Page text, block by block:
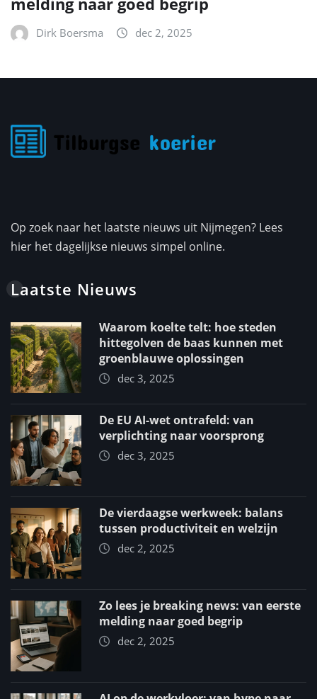
Dirk Boersma dec 2, 2025
Op zoek naar het laatste nieuws uit Nijmegen? Lees
hier het dagelijkse nieuws simpel online.
Laatste Nieuws
Waarom koelte telt: hoe steden
hittegolven de baas kunnen met
groenblauwe oplossingen
dec 3, 2025
De EU AI-wet ontrafeld: van
verplichting naar voorsprong
dec 3, 2025
De vierdaagse werkweek: balans
tussen productiviteit en welzijn
dec 2, 2025
Zo lees je breaking news: van eerste
melding naar goed begrip
dec 2, 2025